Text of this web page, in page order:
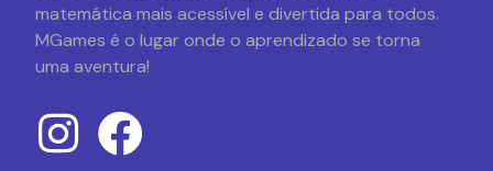
matemática mais acessível e divertida para todos.
MGames é o lugar onde o aprendizado se torna
uma aventura!